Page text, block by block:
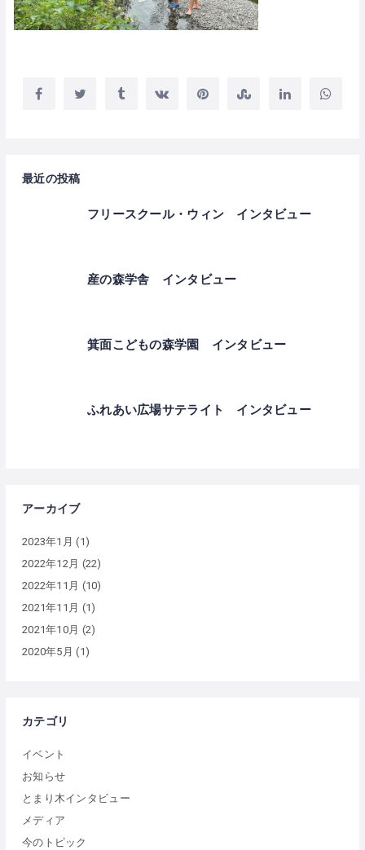
最近の投稿
フリースクール・ウィン インタビュー
産の森学舎 インタビュー
箕面こどもの森学園 インタビュー
ふれあい広場サテライト インタビュー
アーカイブ
2023年1月 (1)
2022年12月 (22)
2022年11月 (10)
2021年11月 (1)
2021年10月 (2)
2020年5月 (1)
カテゴリ
イベント
お知らせ
とまり木インタビュー
メディア
今のトピック